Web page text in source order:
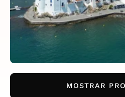
MOSTRAR